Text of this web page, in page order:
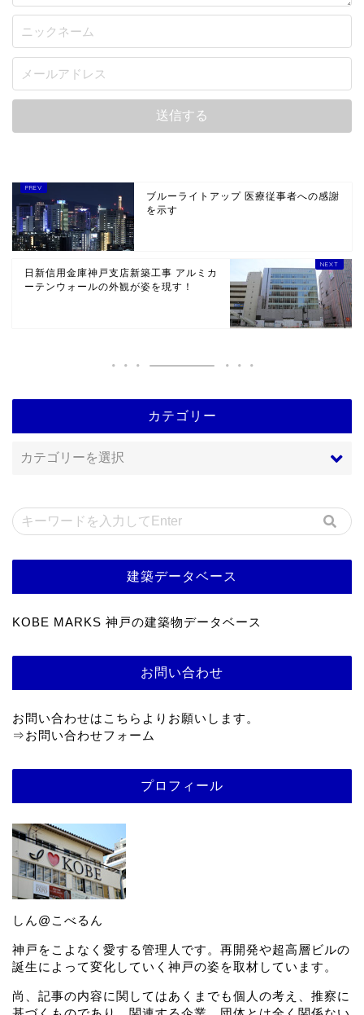
ブルーライトアップ 医療従事者への感謝
を示す
日新信用金庫神戸支店新築工事 アルミカ
ーテンウォールの外観が姿を現す！
カテゴリー
建築データベース
KOBE MARKS 神戸の建築物データベース
お問い合わせ
お問い合わせはこちらよりお願いします。
⇒お問い合わせフォーム
プロフィール
しん@こべるん
神戸をこよなく愛する管理人です。再開発や超高層ビルの
誕生によって変化していく神戸の姿を取材しています。
尚、記事の内容に関してはあくまでも個人の考え、推察に